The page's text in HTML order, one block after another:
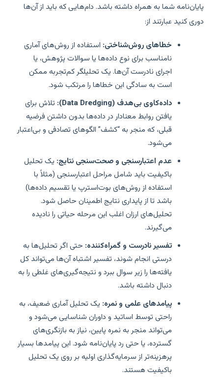
پایان‌نامه شما به همراه داشته باشد. دام‌هایی که باید از آن‌ها
دوری کنید عبارتند از:
خطاهای روش‌شناختی:استفاده از روش‌های آماری
نامناسب برای نوع داده‌ها یا سوالات پژوهش، یا
اجرای نادرست آن‌ها. یک تحلیلگر کم‌تجربه ممکن
است به سادگی این خطاها را مرتکب شود.
داده‌کاوی بی‌هدف (Data Dredging):
تلاش برای
یافتن روابط معنادار در داده‌ها بدون داشتن فرضیه
قبلی، که منجر به “کشف” الگوهای تصادفی و بی‌اعتبار
می‌شود.
عدم اعتبارسنجی و صحت‌سنجی نتایج:یک تحلیل
باکیفیت باید شامل مراحل اعتبارسنجی (مثلاً با
استفاده از روش‌های بوت‌استرپ یا تقسیم داده‌ها)
باشد تا از پایداری نتایج اطمینان حاصل شود.
تحلیل‌های ارزان اغلب این مرحله حیاتی را نادیده
می‌گیرند.
تفسیر نادرست و گمراه‌کننده:حتی اگر تحلیل‌ها به
درستی انجام شوند، تفسیر اشتباه آن‌ها می‌تواند کل
یافته‌ها را زیر سوال ببرد و نتیجه‌گیری‌های غلطی را به
دنبال داشته باشد.
پیامدهای علمی و نمره: یک تحلیل آماری ضعیف، به
راحتی توسط اساتید و داوران شناسایی می‌شود و
می‌تواند منجر به نمره پایین، نیاز به بازنگری‌های
گسترده، یا حتی رد پایان‌نامه شود. این پیامدها بسیار
پرهزینه‌تر از سرمایه‌گذاری اولیه بر روی یک تحلیل
باکیفیت هستند.